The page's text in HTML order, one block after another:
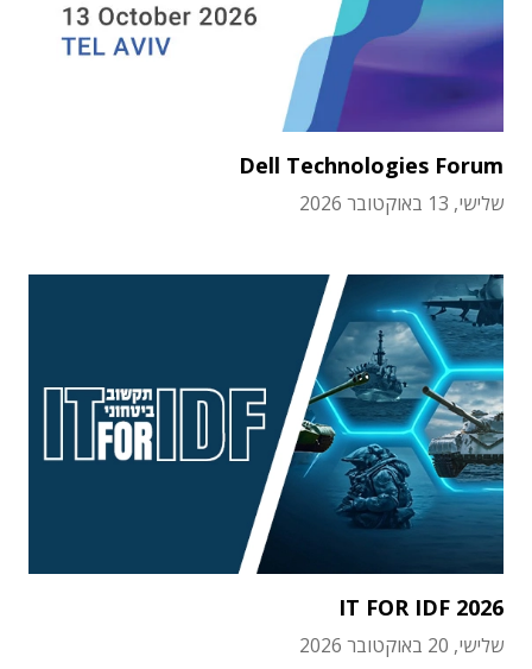
Dell Technologies Forum
שלישי, 13 באוקטובר 2026
IT FOR IDF 2026
שלישי, 20 באוקטובר 2026